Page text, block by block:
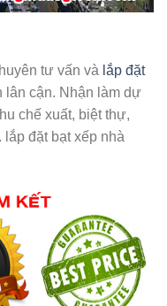
tư vấn và lắp đặt
lân cận. Nhận làm dự
chế xuất, biệt thự,
lắp đặt bạt xếp nhà